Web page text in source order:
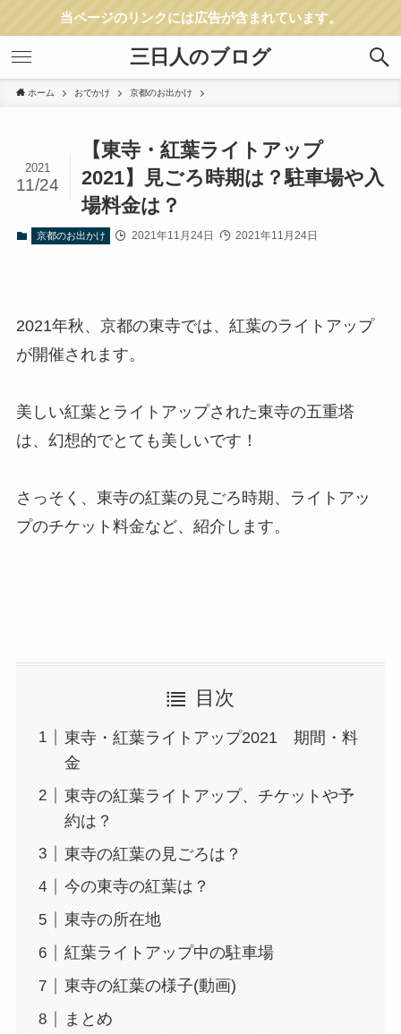
当ページのリンクには広告が含まれています。
三日人のブログ
ホーム おでかけ 京都のお出かけ
【東寺・紅葉ライトアップ
2021】見ごろ時期は？駐車場や入
場料金は？
2021
11/24
京都のお出かけ 2021年11月24日 2021年11月24日
2021年秋、京都の東寺では、紅葉のライトアップ
が開催されます。
美しい紅葉とライトアップされた東寺の五重塔
は、幻想的でとても美しいです！
さっそく、東寺の紅葉の見ごろ時期、ライトアッ
プのチケット料金など、紹介します。
目次
東寺・紅葉ライトアップ2021 期間・料
金
東寺の紅葉ライトアップ、チケットや予
約は？
東寺の紅葉の見ごろは？
今の東寺の紅葉は？
東寺の所在地
紅葉ライトアップ中の駐車場
東寺の紅葉の様子(動画)
まとめ